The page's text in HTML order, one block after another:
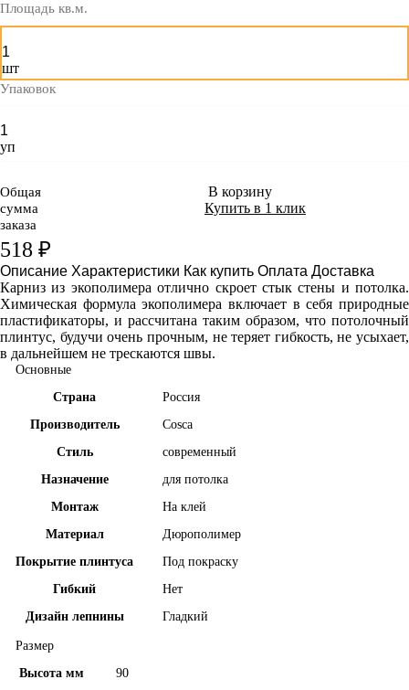
Площадь кв.м.
шт
Упаковок
уп
Общая
сумма
заказа
518 ₽
В корзину
Купить в 1 клик
Описание Характеристики Как купить Оплата Доставка
Карниз из экополимера отлично скроет стык стены и потолка.
Химическая формула экополимера включает в себя природные
пластификаторы, и рассчитана таким образом, что потолочный
плинтус, будучи очень прочным, не теряет гибкость, не усыхает,
в дальнейшем не трескаются швы.
Основные
Страна
Россия
Производитель
Cosca
Стиль
современный
Назначение
для потолка
Монтаж
На клей
Материал
Дюрополимер
Покрытие плинтуса
Под покраску
Гибкий
Нет
Дизайн лепнины
Гладкий
Размер
Высота мм
90